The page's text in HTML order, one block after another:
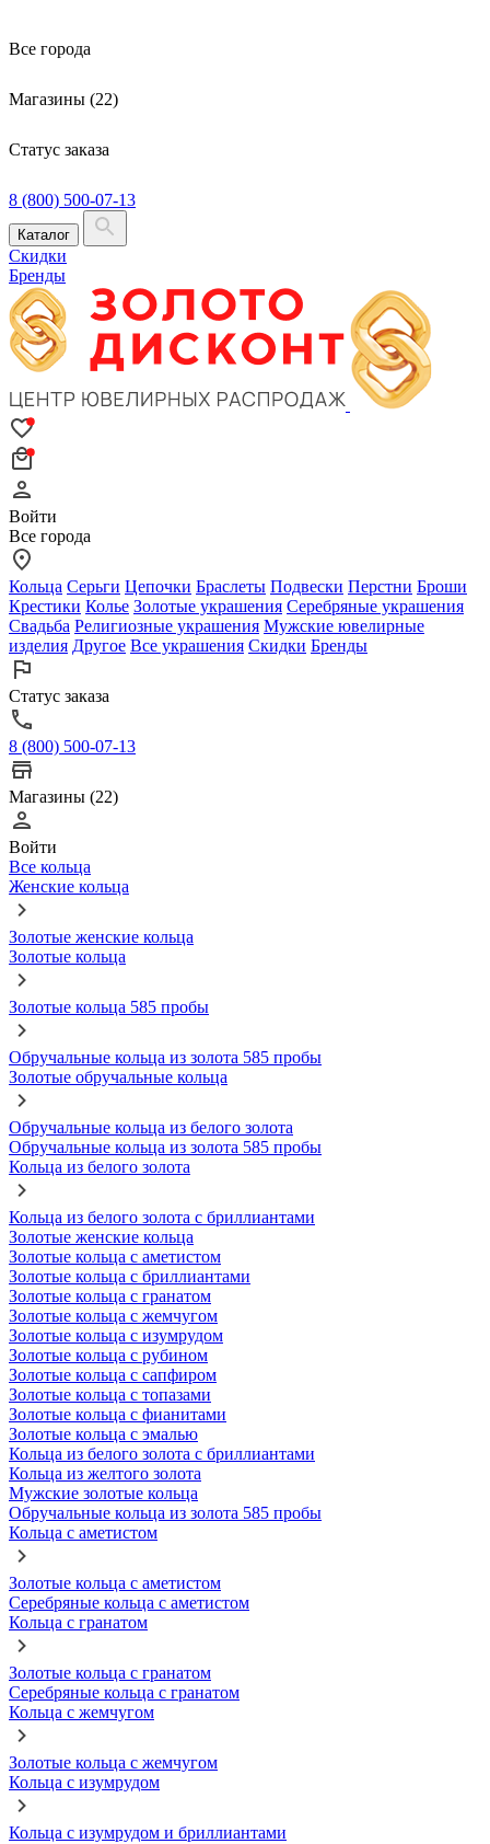
Все города
Магазины (22)
Статус заказа
8 (800) 500-07-13
Каталог
Скидки
Бренды
Войти
Все города
Кольца Серьги Цепочки Браслеты Подвески Перстни Броши
Крестики Колье Золотые украшения Серебряные украшения
Свадьба Религиозные украшения Мужские ювелирные
изделия Другое Все украшения Скидки Бренды
Статус заказа
8 (800) 500-07-13
Магазины (22)
Войти
Все кольца
Женские кольца
Золотые женские кольца
Золотые кольца
Золотые кольца 585 пробы
Обручальные кольца из золота 585 пробы
Золотые обручальные кольца
Обручальные кольца из белого золота
Обручальные кольца из золота 585 пробы
Кольца из белого золота
Кольца из белого золота с бриллиантами
Золотые женские кольца
Золотые кольца с аметистом
Золотые кольца с бриллиантами
Золотые кольца с гранатом
Золотые кольца с жемчугом
Золотые кольца с изумрудом
Золотые кольца с рубином
Золотые кольца с сапфиром
Золотые кольца с топазами
Золотые кольца с фианитами
Золотые кольца с эмалью
Кольца из белого золота с бриллиантами
Кольца из желтого золота
Мужские золотые кольца
Обручальные кольца из золота 585 пробы
Кольца с аметистом
Золотые кольца с аметистом
Серебряные кольца с аметистом
Кольца с гранатом
Золотые кольца с гранатом
Серебряные кольца с гранатом
Кольца с жемчугом
Золотые кольца с жемчугом
Кольца с изумрудом
Кольца с изумрудом и бриллиантами